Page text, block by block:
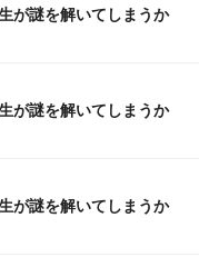
が謎を解いてしまうか
が謎を解いてしまうか
が謎を解いてしまうか